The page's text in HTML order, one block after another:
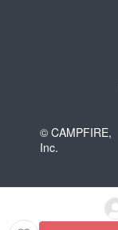
© CAMPFIRE,
Inc.